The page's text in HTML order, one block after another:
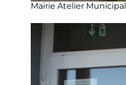
Mairie Atelier Municipal